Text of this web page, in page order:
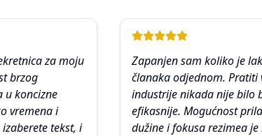
za moju
brzog
u koncizne
vremena i
tekst, i
Zapanjen sam koliko je
članaka odjednom. Pratiti
industrije nikada nije bilo
efikasnije. Mogućnost
dužine i fokusa rezimea